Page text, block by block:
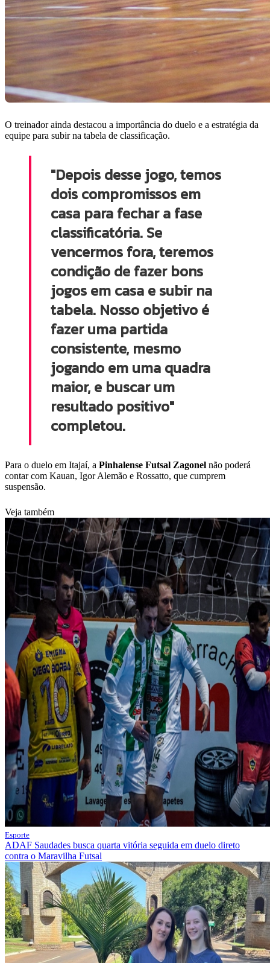
O treinador ainda destacou a importância do duelo e a estratégia da
equipe para subir na tabela de classificação.
"Depois desse jogo, temos
dois compromissos em
casa para fechar a fase
classificatória. Se
vencermos fora, teremos
condição de fazer bons
jogos em casa e subir na
tabela. Nosso objetivo é
fazer uma partida
consistente, mesmo
jogando em uma quadra
maior, e buscar um
resultado positivo"
completou.
Para o duelo em Itajaí, a Pinhalense Futsal Zagonel não poderá
contar com Kauan, Igor Alemão e Rossatto, que cumprem
suspensão.
Veja também
Esporte
ADAF Saudades busca quarta vitória seguida em duelo direto
contra o Maravilha Futsal